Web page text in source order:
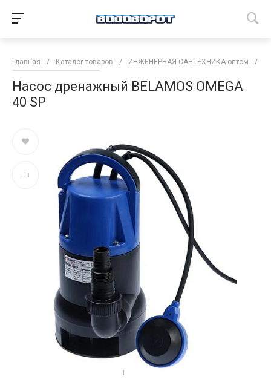
Главная / Каталог товаров / ИНЖЕНЕРНАЯ САНТЕХНИКА оптом /
Насос дренажный BELAMOS OMEGA
40 SP